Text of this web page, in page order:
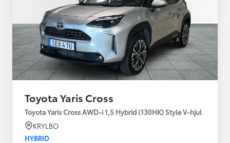
Toyota Yaris Cross
Toyota Yaris Cross AWD-i 1,5 Hybrid (130HK) Style V-hjul
KRYLBO
HYBRID